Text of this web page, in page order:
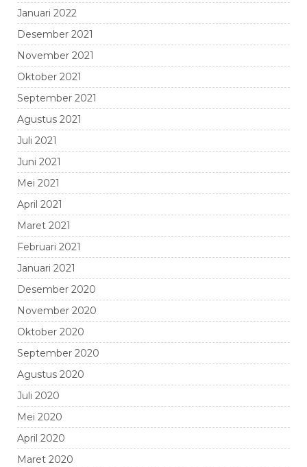
Januari 2022
Desember 2021
November 2021
Oktober 2021
September 2021
Agustus 2021
Juli 2021
Juni 2021
Mei 2021
April 2021
Maret 2021
Februari 2021
Januari 2021
Desember 2020
November 2020
Oktober 2020
September 2020
Agustus 2020
Juli 2020
Mei 2020
April 2020
Maret 2020